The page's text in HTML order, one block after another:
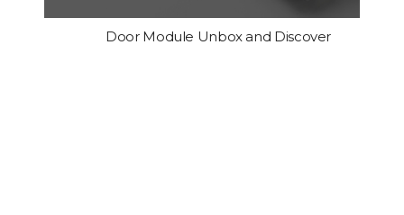
Door Module Unbox and Discover